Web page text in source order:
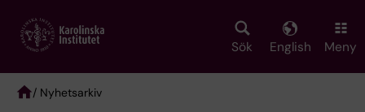
main
Sök English Meny
/ Nyhetsarkiv